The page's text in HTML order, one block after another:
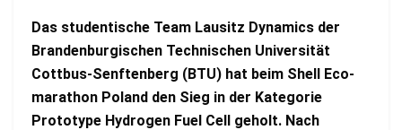
Das studentische Team Lausitz Dynamics der
Brandenburgischen Technischen Universität
Cottbus-Senftenberg (BTU) hat beim Shell Eco-
marathon Poland den Sieg in der Kategorie
Prototype Hydrogen Fuel Cell geholt. Nach